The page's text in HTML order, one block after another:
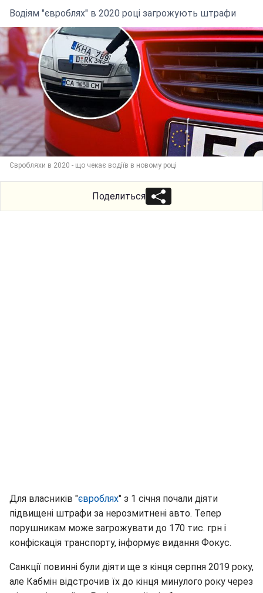
Водіям "євроблях" в 2020 році загрожують штрафи
Євробляхи в 2020 - що чекає водіїв в новому році
Поделиться
Для власників "євроблях" з 1 січня почали діяти
підвищені штрафи за нерозмитнені авто. Тепер
порушникам може загрожувати до 170 тис. грн і
конфіскація транспорту, інформує видання Фокус.
Санкції повинні були діяти ще з кінця серпня 2019 року,
але Кабмін відстрочив їх до кінця минулого року через